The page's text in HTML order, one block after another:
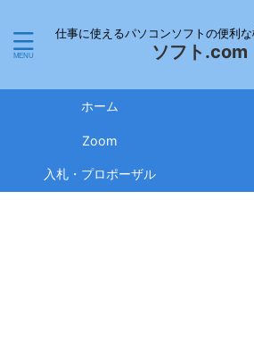
仕事に使えるパソコンソフトの便利
ソフト.com
ホーム
Zoom
入札・プロポーザル